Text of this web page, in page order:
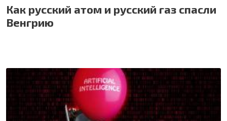
Как русский атом и русский газ спасли
Венгрию